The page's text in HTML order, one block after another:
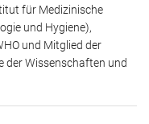
für Medizinische
und Hygiene),
und Mitglied der
der Wissenschaften und